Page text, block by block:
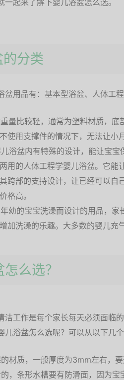
起来了解下婴儿浴盆怎么选。
分类
盆用品有：基本型浴盆、人体工
量比较轻，通常为塑料材质，
使用支撑件的情况下，无法让小
浴盆内有特殊的设计，能让宝
用的人体工程学婴儿浴盆。它能
跨部的支持设计，让已经可以自
格高。
幼的宝宝洗澡而设计的用品，
加洗澡的乐趣。大多数的婴儿充
么选？
洁工作是每个家长每天必须面临
儿浴盆怎么选呢？可以从以下几
材质，一般厚度为3mm左右，
，条形水槽要有防滑面，因为